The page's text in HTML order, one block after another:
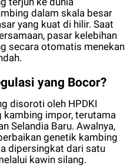
dalam skala besar
yang kuat di hilir. Saat
pasar kelebihan
secara otomatis menekan
yang Bocor?
disoroti oleh HPDKI
kambing impor, terutama
Selandia Baru. Awalnya,
genetik kambing
dipersingkat dari satu
kawin silang.